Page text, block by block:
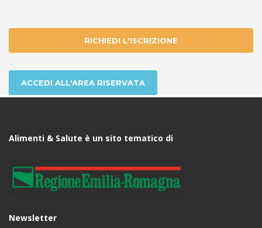
RICHIEDI L'ISCRIZIONE
ACCEDI ALL'AREA RISERVATA
Alimenti & Salute è un sito tematico di
Newsletter